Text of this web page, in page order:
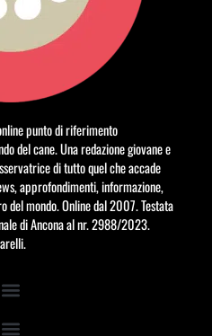
punto di riferimento
del cane. Una redazione giovane e
di tutto quel che accade
approfondimenti, informazione,
del mondo. Online dal 2007. Testata
di Ancona al nr. 2988/2023.